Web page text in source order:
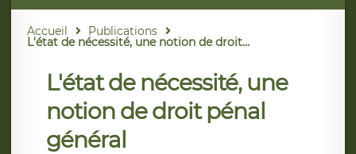
Accueil Publications
L'état de nécessité, une notion de droit...
L'état de nécessité, une
notion de droit pénal
général